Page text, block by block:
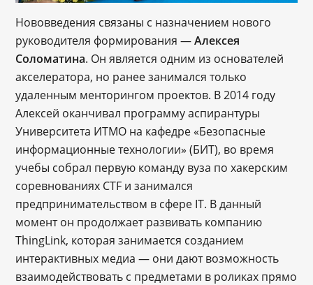
Нововведения связаны с назначением нового
руководителя формирования —Алексея
Соломатина. Он является одним из основателей
акселератора, но ранее занимался только
удаленным менторингом проектов. В 2014 году
Алексей оканчивал программу аспирантуры
Университета ИТМО на кафедре «Безопасные
информационные технологии» (БИТ), во время
учебы собрал первую команду вуза по хакерским
соревнованиях CTF и занимался
предпринимательством в сфере IT. В данный
момент он продолжает развивать компанию
ThingLink, которая занимается созданием
интерактивных медиа — они дают возможность
взаимодействовать с предметами в роликах прямо